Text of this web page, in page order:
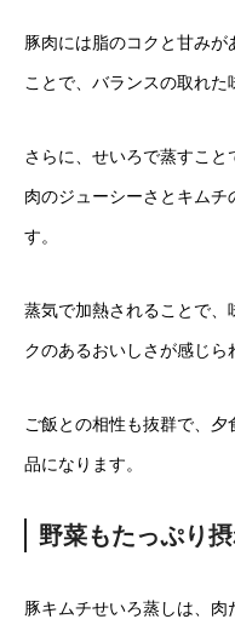
豚肉には脂のコクと甘み
ことで、バランスの取れた
さらに、せいろで蒸すこ
肉のジューシーさとキムチ
す。
蒸気で加熱されることで、
クのあるおいしさが感じら
ご飯との相性も抜群で、
品になります。
野菜もたっぷり
豚キムチせいろ蒸しは、